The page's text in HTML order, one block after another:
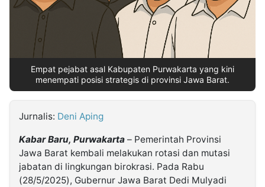
Kabarbaru
Empat pejabat asal Kabupaten Purwakarta yang kini
menempati posisi strategis di provinsi Jawa Barat.
Jurnalis: Deni Aping
Kabar Baru, Purwakarta – Pemerintah Provinsi
Jawa Barat kembali melakukan rotasi dan mutasi
jabatan di lingkungan birokrasi. Pada Rabu
(28/5/2025), Gubernur Jawa Barat Dedi Mulyadi